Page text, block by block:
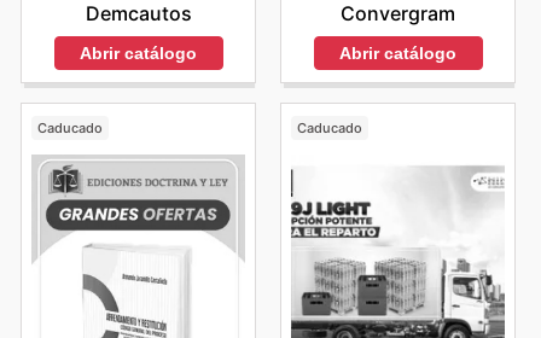
Demcautos
Abrir catálogo
Convergram
Abrir catálogo
Caducado Caducado